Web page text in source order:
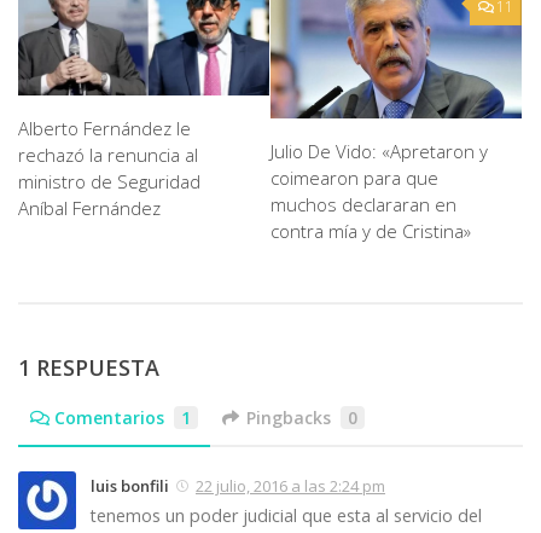
Alberto Fernández le
rechazó la renuncia al
ministro de Seguridad
Aníbal Fernández
11
Julio De Vido: «Apretaron y
coimearon para que
muchos declararan en
contra mía y de Cristina»
1 RESPUESTA
Comentarios 1 Pingbacks 0
luis bonfili 22 julio, 2016 a las 2:24 pm
tenemos un poder judicial que esta al servicio del